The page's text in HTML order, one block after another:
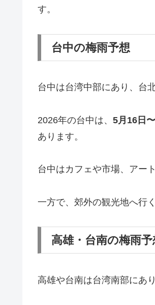
す。
台中の梅雨予想
台中は台湾中部にあり、台
2026年の台中は、 5月16日
あります。
台中はカフェや市場、アー
一方で、郊外の観光地へ行
高雄・台南の梅雨予
高雄や台南は台湾南部にあ